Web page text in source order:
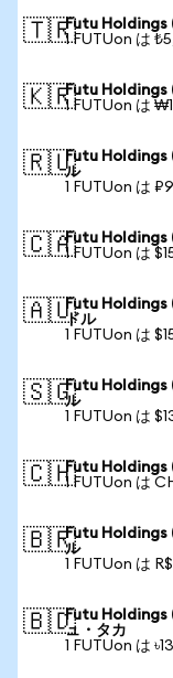
🇹🇷Futu Holdings
1 FUTUon は
🇰🇷Futu Holdings
1 FUTUon は
🇷🇺Futu Holdings
ル
1 FUTUon は
🇨🇦Futu Holdings
1 FUTUon は
🇦🇺Futu Holdings
ドル
1 FUTUon は
🇸🇬Futu Holdings
ル
1 FUTUon は
🇨🇭Futu Holdings
1 FUTUon は
🇧🇷Futu Holdings
ル
1 FUTUon は
🇧🇩Futu Holdings
ュ・タカ
1 FUTUon は